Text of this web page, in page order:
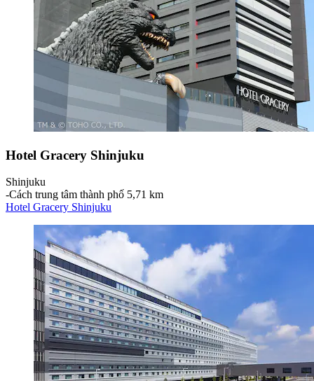
Hotel Gracery Shinjuku
Shinjuku
‐Cách trung tâm thành phố 5,71 km
Hotel Gracery Shinjuku